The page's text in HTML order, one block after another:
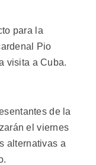
para la
Pio
visita a Cuba.
de la
el viernes
alternativas a